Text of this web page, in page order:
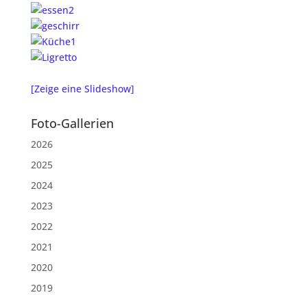
[Zeige eine Slideshow]
Foto-Gallerien
2026
2025
2024
2023
2022
2021
2020
2019